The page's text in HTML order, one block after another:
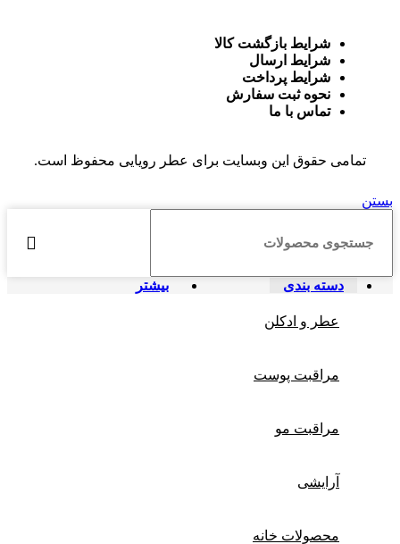
شرایط بازگشت کالا
شرایط ارسال
شرایط پرداخت
نحوه ثبت سفارش
تماس با ما
تمامی حقوق این وبسایت برای عطر رویایی محفوظ است.
بستن
دسته بندی بیشتر
عطر و ادکلن
مراقبت پوست
مراقبت مو
آرایشی
محصولات خانه